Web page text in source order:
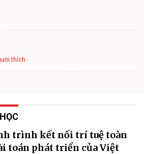
thích
trình kết nối trí tuệ toàn
toán phát triển của Việt